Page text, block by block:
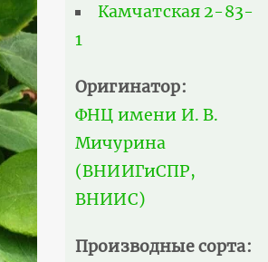
Камчатская 2-83-
1
Оригинатор:
ФНЦ имени И. В.
Мичурина
(ВНИИГиСПР,
ВНИИС)
Производные сорта: